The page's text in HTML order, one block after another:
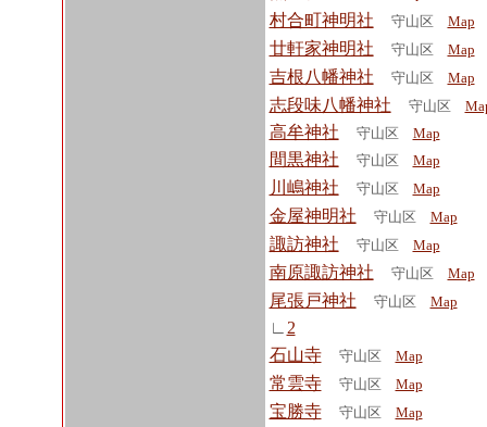
村合町神明社 守山区 Map
廿軒家神明社 守山区 Map
吉根八幡神社 守山区 Map
志段味八幡神社 守山区
高牟神社 守山区 Map
間黒神社 守山区 Map
川嶋神社 守山区 Map
金屋神明社 守山区 Map
諏訪神社 守山区 Map
南原諏訪神社 守山区 Map
尾張戸神社 守山区 Map
∟ 2
石山寺
守山区 Map
常雲寺 守山区 Map
宝勝寺 守山区 Map